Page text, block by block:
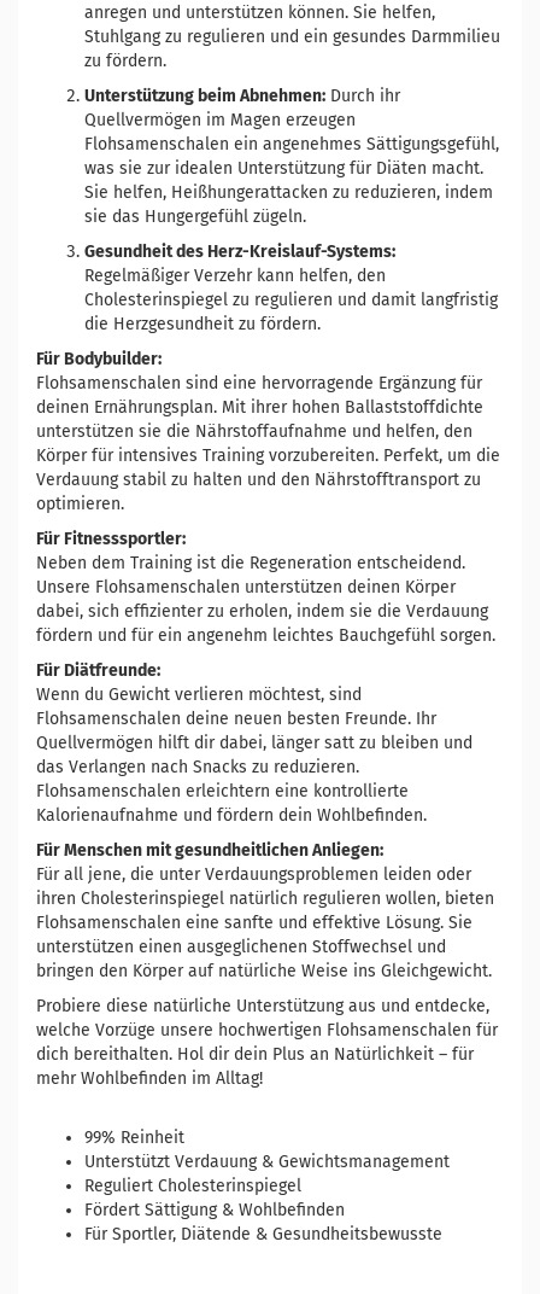
anregen und unterstützen können. Sie helfen,
Stuhlgang zu regulieren und ein gesundes Darmmilieu
zu fördern.
Unterstützung beim Abnehmen: Durch ihr
Quellvermögen im Magen erzeugen
Flohsamenschalen ein angenehmes Sättigungsgefühl,
was sie zur idealen Unterstützung für Diäten macht.
Sie helfen, Heißhungerattacken zu reduzieren, indem
sie das Hungergefühl zügeln.
Gesundheit des Herz-Kreislauf-Systems:
Regelmäßiger Verzehr kann helfen, den
Cholesterinspiegel zu regulieren und damit langfristig
die Herzgesundheit zu fördern.
Für Bodybuilder:
Flohsamenschalen sind eine hervorragende Ergänzung für
deinen Ernährungsplan. Mit ihrer hohen Ballaststoffdichte
unterstützen sie die Nährstoffaufnahme und helfen, den
Körper für intensives Training vorzubereiten. Perfekt, um die
Verdauung stabil zu halten und den Nährstofftransport zu
optimieren.
Für Fitnesssportler:
Neben dem Training ist die Regeneration entscheidend.
Unsere Flohsamenschalen unterstützen deinen Körper
dabei, sich effizienter zu erholen, indem sie die Verdauung
fördern und für ein angenehm leichtes Bauchgefühl sorgen.
Für Diätfreunde:
Wenn du Gewicht verlieren möchtest, sind
Flohsamenschalen deine neuen besten Freunde. Ihr
Quellvermögen hilft dir dabei, länger satt zu bleiben und
das Verlangen nach Snacks zu reduzieren.
Flohsamenschalen erleichtern eine kontrollierte
Kalorienaufnahme und fördern dein Wohlbefinden.
Für Menschen mit gesundheitlichen Anliegen:
Für all jene, die unter Verdauungsproblemen leiden oder
ihren Cholesterinspiegel natürlich regulieren wollen, bieten
Flohsamenschalen eine sanfte und effektive Lösung. Sie
unterstützen einen ausgeglichenen Stoffwechsel und
bringen den Körper auf natürliche Weise ins Gleichgewicht.
Probiere diese natürliche Unterstützung aus und entdecke,
welche Vorzüge unsere hochwertigen Flohsamenschalen für
dich bereithalten. Hol dir dein Plus an Natürlichkeit – für
mehr Wohlbefinden im Alltag!
99% Reinheit
Unterstützt Verdauung & Gewichtsmanagement
Reguliert Cholesterinspiegel
Fördert Sättigung & Wohlbefinden
Für Sportler, Diätende & Gesundheitsbewusste